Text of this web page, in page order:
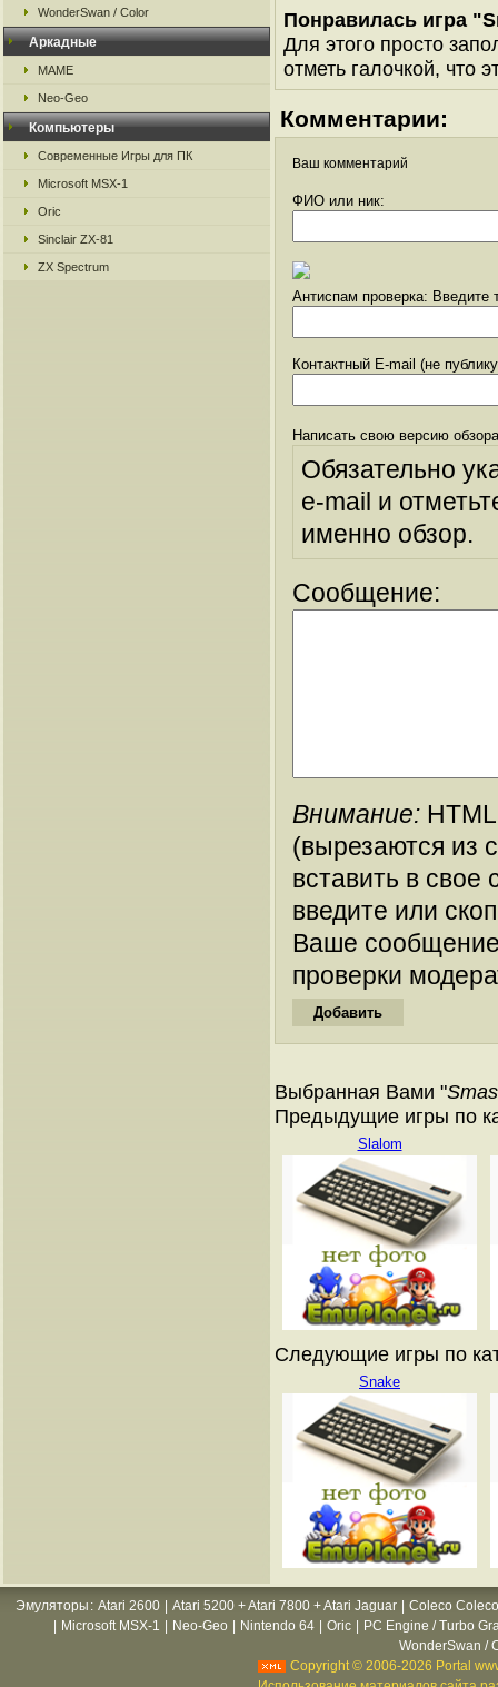
WonderSwan / Color
Аркадные
MAME
Neo-Geo
Компьютеры
Современные Игры для ПК
Microsoft MSX-1
Oric
Sinclair ZX-81
ZX Spectrum
Понравилась игра
Для этого просто
отметь галочкой, что
Комментарии:
Ваш комментарий
ФИО или ник:
Антиспам проверка: Введите
Контактный E-mail (не
Написать свою версию
Обязательно
e-mail и
именно обзор.
Сообщение:
Внимание:
(вырезаются из
вставить в
введите или
Ваше
проверки
Выбранная Вами "
Предыдущие игры по
Slalom
Следующие игры по
Snake
Эмуляторы : Atari 2600 Atari 5200 + Atari 7800 + Atari Jaguar
Coleco
Microsoft MSX-1 Neo-Geo Nintendo 64 Oric
PC Engine / Turbo
WonderSwan /
Copyright © 2006-2026 Portal